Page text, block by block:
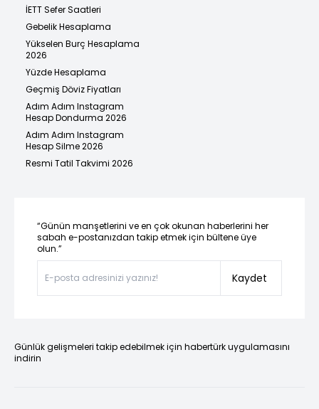
İETT Sefer Saatleri
Gebelik Hesaplama
Yükselen Burç Hesaplama
2026
Yüzde Hesaplama
Geçmiş Döviz Fiyatları
Adım Adım Instagram
Hesap Dondurma 2026
Adım Adım Instagram
Hesap Silme 2026
Resmi Tatil Takvimi 2026
“Günün manşetlerini ve en çok okunan haberlerini her
sabah e-postanızdan takip etmek için bültene üye
olun.”
Kaydet
Günlük gelişmeleri takip edebilmek için habertürk uygulamasını
indirin